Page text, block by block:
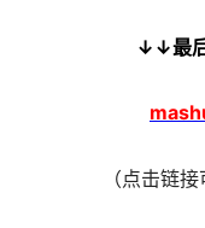
↓↓最
（点击链